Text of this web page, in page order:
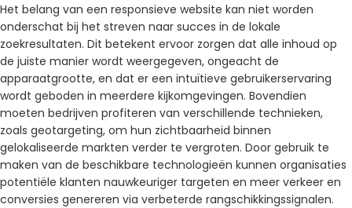
Het belang van een responsieve website kan niet worden
onderschat bij het streven naar succes in de lokale
zoekresultaten. Dit betekent ervoor zorgen dat alle inhoud op
de juiste manier wordt weergegeven, ongeacht de
apparaatgrootte, en dat er een intuïtieve gebruikerservaring
wordt geboden in meerdere kijkomgevingen. Bovendien
moeten bedrijven profiteren van verschillende technieken,
zoals geotargeting, om hun zichtbaarheid binnen
gelokaliseerde markten verder te vergroten. Door gebruik te
maken van de beschikbare technologieën kunnen organisaties
potentiële klanten nauwkeuriger targeten en meer verkeer en
conversies genereren via verbeterde rangschikkingssignalen.